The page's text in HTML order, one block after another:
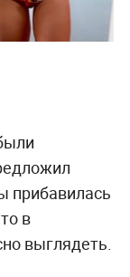
прибавилась
в
выглядеть.